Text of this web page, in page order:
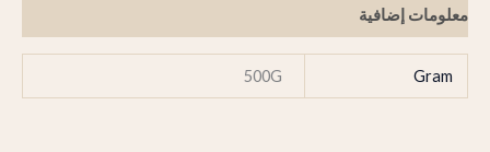
معلومات إضافية
Gram
500G